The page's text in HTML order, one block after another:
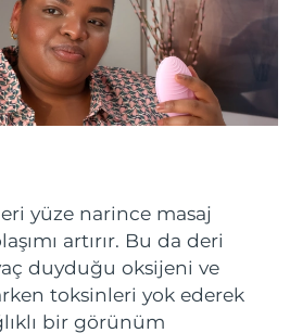
yüze narince masaj
artırır. Bu da deri
duyduğu oksijeni ve
toksinleri yok ederek
bir görünüm